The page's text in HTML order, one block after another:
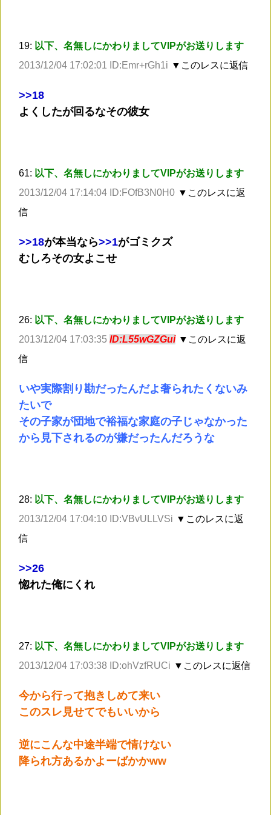
19: 以下、名無しにかわりましてVIPがお送りします
2013/12/04 17:02:01 ID:Emr+rGh1i ▼このレスに返信
>>18
よくしたが回るなその彼女
61: 以下、名無しにかわりましてVIPがお送りします
2013/12/04 17:14:04 ID:FOfB3N0H0 ▼このレスに返
信
>>18が本当なら>>1がゴミクズ
むしろその女よこせ
26: 以下、名無しにかわりましてVIPがお送りします
2013/12/04 17:03:35 ID:L55wGZGui ▼このレスに返
信
いや実際割り勘だったんだよ奢られたくないみ
たいで
その子家が団地で裕福な家庭の子じゃなかった
から見下されるのが嫌だったんだろうな
28: 以下、名無しにかわりましてVIPがお送りします
2013/12/04 17:04:10 ID:VBvULLVSi ▼このレスに返
信
>>26
惚れた俺にくれ
27: 以下、名無しにかわりましてVIPがお送りします
2013/12/04 17:03:38 ID:ohVzfRUCi ▼このレスに返信
今から行って抱きしめて来い
このスレ見せてでもいいから
逆にこんな中途半端で情けない
降られ方あるかよーばかかww